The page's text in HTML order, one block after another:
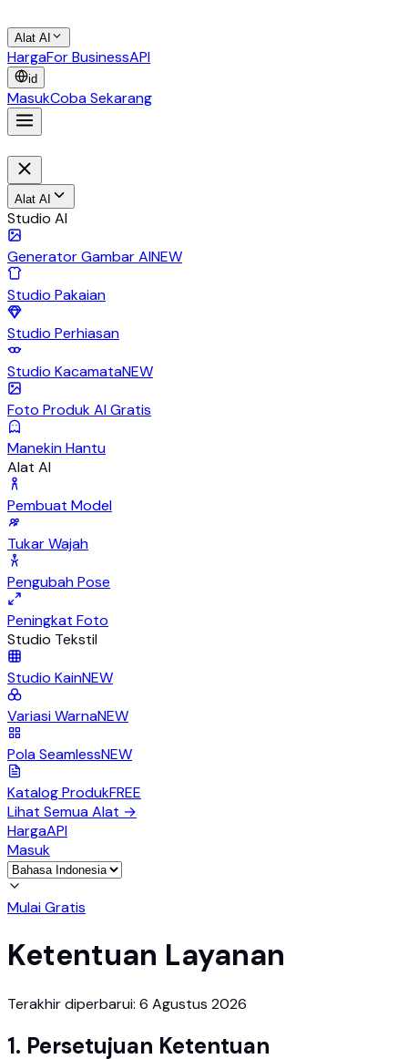
Alat AI
HargaFor BusinessAPI
id
MasukCoba Sekarang
Alat AI
Studio AI
Generator Gambar AINEW
Studio Pakaian
Studio Perhiasan
Studio KacamataNEW
Foto Produk AI Gratis
Manekin Hantu
Alat AI
Pembuat Model
Tukar Wajah
Pengubah Pose
Peningkat Foto
Studio Tekstil
Studio KainNEW
Variasi WarnaNEW
Pola SeamlessNEW
Katalog ProdukFREE
Lihat Semua Alat →
HargaAPI
Masuk
Mulai Gratis
Ketentuan Layanan
Terakhir diperbarui: 6 Agustus 2026
1. Persetujuan Ketentuan